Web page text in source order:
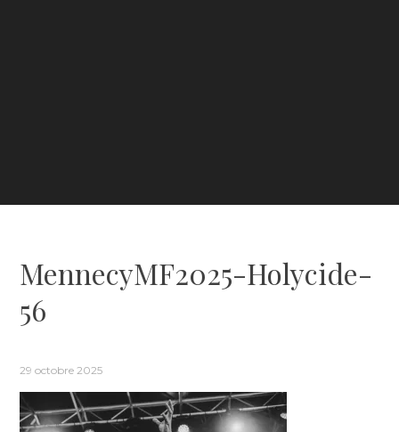
MennecyMF2025-Holycide-
56
29 octobre 2025